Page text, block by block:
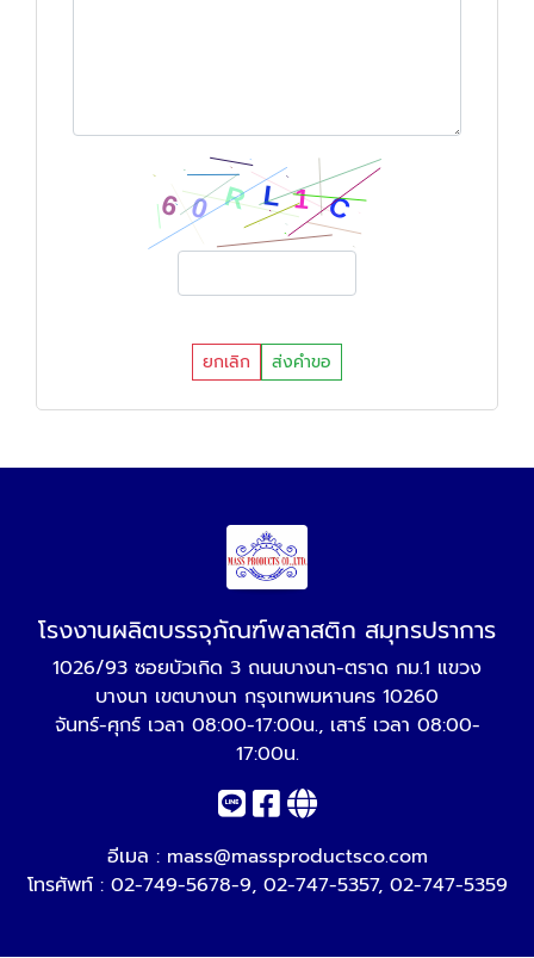
ยกเลิก ส่งคำขอ
โรงงานผลิตบรรจุภัณฑ์พลาสติก สมุทรปราการ
1026/93 ซอยบัวเกิด 3 ถนนบางนา-ตราด กม.1 แขวง
บางนา เขตบางนา กรุงเทพมหานคร 10260
จันทร์-ศุกร์ เวลา 08:00-17:00น., เสาร์ เวลา 08:00-
17:00น.
อีเมล : mass@massproductsco.com
โทรศัพท์ : 02-749-5678-9, 02-747-5357, 02-747-5359